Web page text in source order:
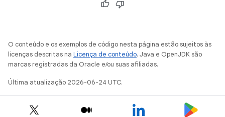
O conteúdo e os exemplos de código nesta página estão sujeitos às
licenças descritas na Licença de conteúdo. Java e OpenJDK são
marcas registradas da Oracle e/ou suas afiliadas.
Última atualização 2026-06-24 UTC.